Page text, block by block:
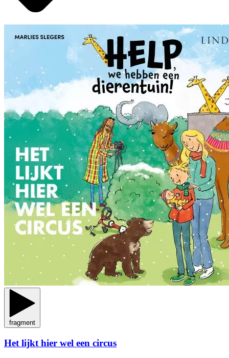
fragment
Het lijkt hier wel een circus